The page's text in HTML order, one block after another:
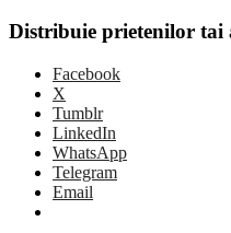
Distribuie prietenilor tai
Facebook
X
Tumblr
LinkedIn
WhatsApp
Telegram
Email